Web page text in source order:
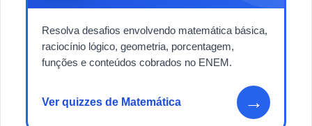
Resolva desafios envolvendo matemática básica,
raciocínio lógico, geometria, porcentagem,
funções e conteúdos cobrados no ENEM.
Ver quizzes de Matemática →